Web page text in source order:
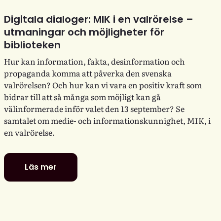
Digitala dialoger: MIK i en valrörelse –
utmaningar och möjligheter för
biblioteken
Hur kan information, fakta, desinformation och
propaganda komma att påverka den svenska
valrörelsen? Och hur kan vi vara en positiv kraft som
bidrar till att så många som möjligt kan gå
välinformerade inför valet den 13 september? Se
samtalet om medie- och informationskunnighet, MIK, i
en valrörelse.
Läs mer
Digitala
dialoger: